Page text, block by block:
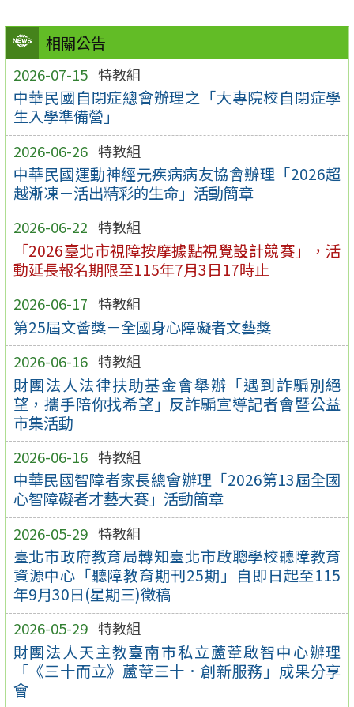
相關公告
2026-07-15 特教組
中華民國自閉症總會辦理之「大專院校自閉症學
生入學準備營」
2026-06-26 特教組
中華民國運動神經元疾病病友協會辦理「2026超
越漸凍－活出精彩的生命」活動簡章
2026-06-22 特教組
「2026臺北市視障按摩據點視覺設計競賽」，活
動延長報名期限至115年7月3日17時止
2026-06-17 特教組
第25屆文薈獎－全國身心障礙者文藝獎
2026-06-16 特教組
財團法人法律扶助基金會舉辦「遇到詐騙別絕
望，攜手陪你找希望」反詐騙宣導記者會暨公益
市集活動
2026-06-16 特教組
中華民國智障者家長總會辦理「2026第13屆全國
心智障礙者才藝大賽」活動簡章
2026-05-29 特教組
臺北市政府教育局轉知臺北市啟聰學校聽障教育
資源中心「聽障教育期刊25期」自即日起至115
年9月30日(星期三)徵稿
2026-05-29 特教組
財團法人天主教臺南市私立蘆葦啟智中心辦理
「《三十而立》蘆葦三十．創新服務」成果分享
會